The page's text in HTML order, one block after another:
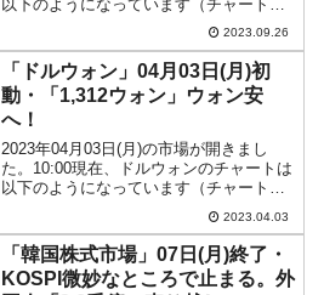
以下のようになっています（チャートは
『Investing.com』より引用）。これから
調整が入るかもしれませんが、前日は激
闘の末になんとか陽線で締まりまし...
2023.09.26
「ドルウォン」04月03日(月)初
動・「1,312ウォン」ウォン安
へ！
2023年04月03日(月)の市場が開きまし
た。10:00現在、ドルウォンのチャートは
以下のようになっています（チャートは
『Investing.com』より引用）。1,310ウ
ォンを再突破しました。ウォン安方向へ
向かっています。現在のところ...
2023.04.03
「韓国株式市場」07日(月)終了・
KOSPI微妙なところで止まる。外